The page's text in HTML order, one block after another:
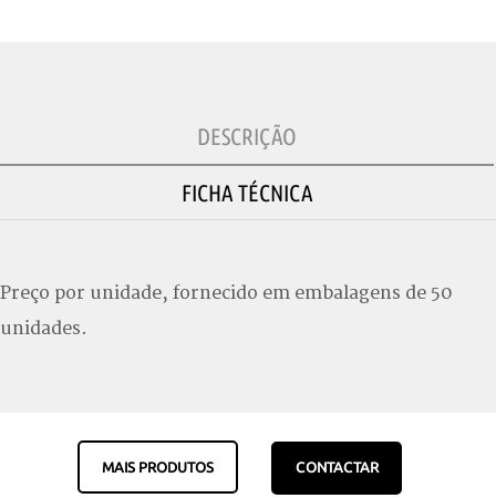
DESCRIÇÃO
FICHA TÉCNICA
Preço por unidade, fornecido em embalagens de 50
unidades.
MAIS PRODUTOS CONTACTAR